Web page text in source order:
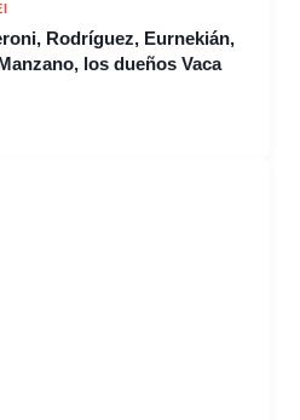
Rodríguez, Eurnekián,
los dueños Vaca